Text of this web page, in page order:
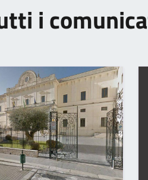
i